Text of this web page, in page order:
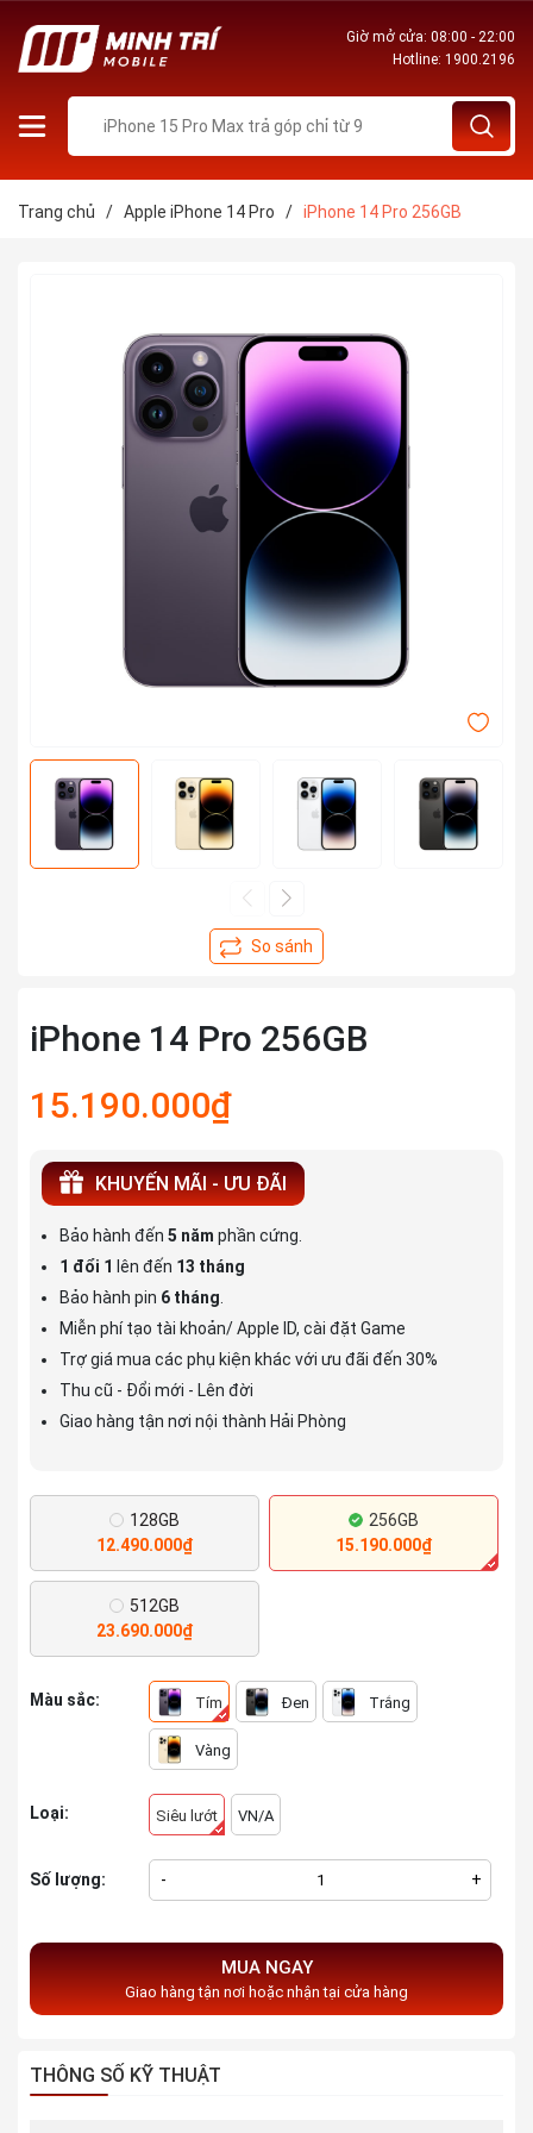
Giờ mở cửa: 08:00 - 22:00
Hotline: 1900.2196
Trang chủ / Apple iPhone 14 Pro / iPhone 14 Pro 256GB
iPhone 14 Pro 256GB
15.190.000₫
KHUYẾN MÃI - ƯU ĐÃI
Bảo hành đến 5 năm phần cứng.
1 đổi 1 lên đến 13 tháng
Bảo hành pin 6 tháng
Miễn phí tạo tài khoản/ Apple ID, cài đặt Game
Trợ giá mua các phụ kiện khác với ưu đãi đến 30%
Thu cũ - Đổi mới - Lên đời
Giao hàng tận nơi nội thành Hải Phòng
128GB
12.490.000₫
256GB
15.190.000₫
512GB
23.690.000₫
Màu sắc: Tím Đen Trắng
Vàng
Loại: Siêu lướt VN/A
Số lượng: - +
MUA NGAY
Giao hàng tận nơi hoặc nhận tại cửa hàng
THÔNG SỐ KỸ THUẬT